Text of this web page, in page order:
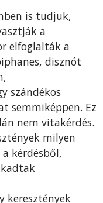
is tudjuk,
a
elfoglalták a
disznót
szándékos
semmiképpen. Ez
nem vitakérdés.
milyen
kérdésből,
keresztények